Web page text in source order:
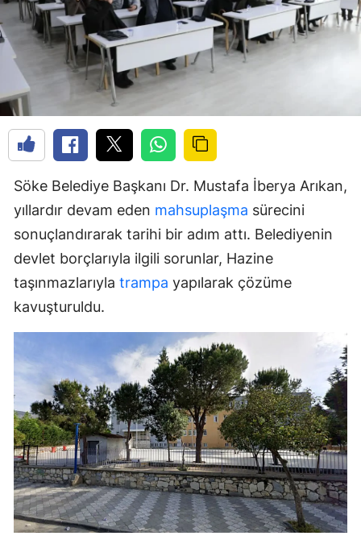
Söke Belediye Başkanı Dr. Mustafa İberya Arıkan,
yıllardır devam eden mahsuplaşma sürecini
sonuçlandırarak tarihi bir adım attı. Belediyenin
devlet borçlarıyla ilgili sorunlar, Hazine
taşınmazlarıyla trampa yapılarak çözüme
kavuşturuldu.